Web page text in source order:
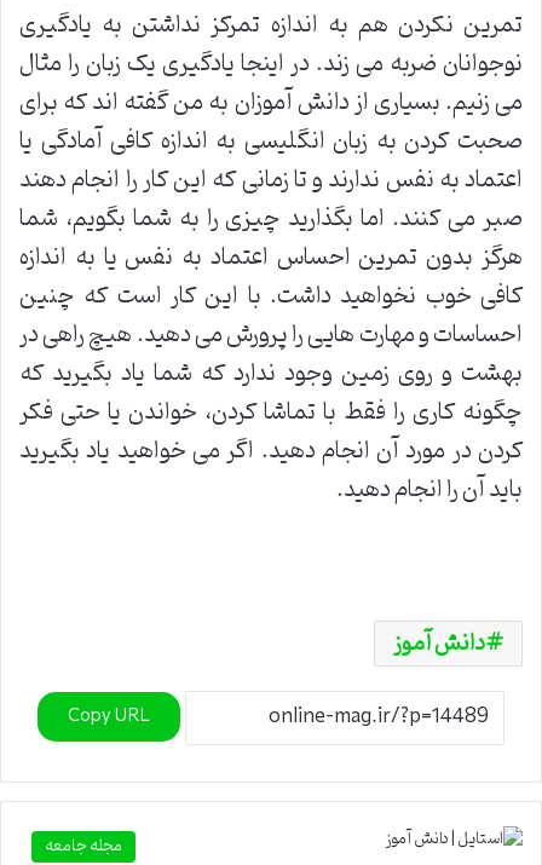
تمرین نکردن هم به اندازه تمرکز نداشتن به یادگیری
نوجوانان ضربه می زند. در اینجا یادگیری یک زبان را مثال
می زنیم. بسیاری از دانش آموزان به من گفته اند که برای
صحبت کردن به زبان انگلیسی به اندازه کافی آمادگی یا
اعتماد به نفس ندارند و تا زمانی که این کار را انجام دهند
صبر می کنند. اما بگذارید چیزی را به شما بگویم، شما
هرگز بدون تمرین احساس اعتماد به نفس یا به اندازه
کافی خوب نخواهید داشت. با این کار است که چنین
احساسات و مهارت هایی را پرورش می دهید. هیچ راهی در
بهشت و روی زمین وجود ندارد که شما یاد بگیرید که
چگونه کاری را فقط با تماشا کردن، خواندن یا حتی فکر
کردن در مورد آن انجام دهید. اگر می خواهید یاد بگیرید
باید آن را انجام دهید.
دانش آموز
Copy URL
مجله جامعه